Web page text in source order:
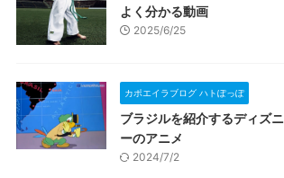
よく分かる動画
2025/6/25
カポエイラブログ ハトぽっぽ
ブラジルを紹介するディズニ
ーのアニメ
2024/7/2